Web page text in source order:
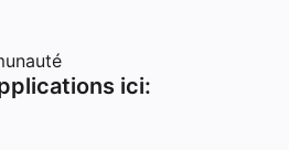
ici: